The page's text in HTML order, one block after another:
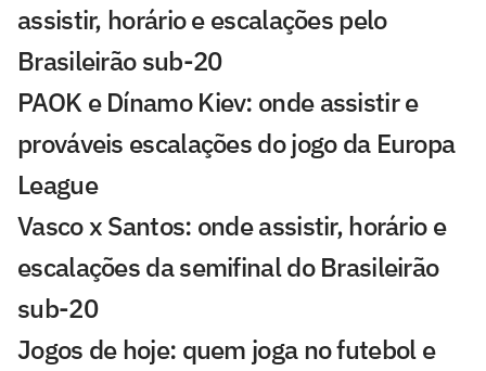
assistir, horário e escalações pelo
Brasileirão sub-20
PAOK e Dínamo Kiev: onde assistir e
prováveis escalações do jogo da Europa
League
Vasco x Santos: onde assistir, horário e
escalações da semifinal do Brasileirão
sub-20
Jogos de hoje: quem joga no futebol e